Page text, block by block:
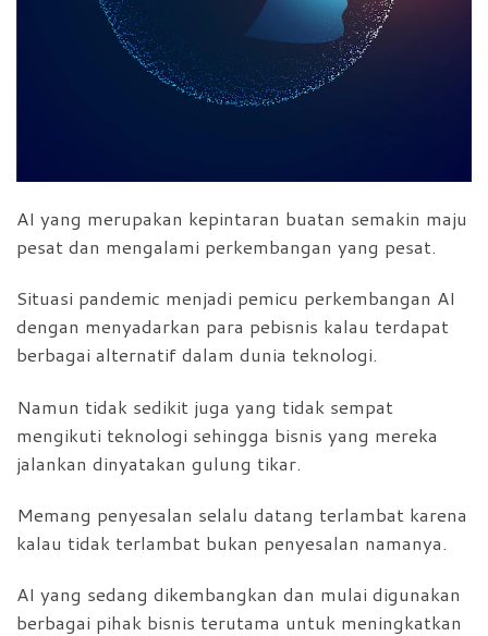
AI yang merupakan kepintaran buatan semakin maju
pesat dan mengalami perkembangan yang pesat.
Situasi pandemic menjadi pemicu perkembangan AI
dengan menyadarkan para pebisnis kalau terdapat
berbagai alternatif dalam dunia teknologi.
Namun tidak sedikit juga yang tidak sempat
mengikuti teknologi sehingga bisnis yang mereka
jalankan dinyatakan gulung tikar.
Memang penyesalan selalu datang terlambat karena
kalau tidak terlambat bukan penyesalan namanya.
AI yang sedang dikembangkan dan mulai digunakan
berbagai pihak bisnis terutama untuk meningkatkan